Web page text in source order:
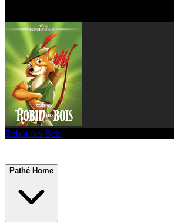
Robin des Bois
Pathé Home